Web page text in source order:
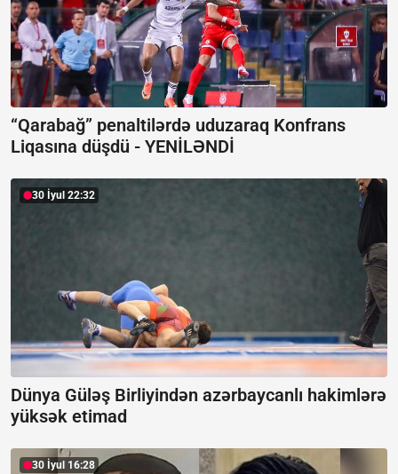
“Qarabağ” penaltilərdə uduzaraq Konfrans
Liqasına düşdü - YENİLƏNDİ
30 İyul 22:32
Dünya Güləş Birliyindən azərbaycanlı hakimlərə
yüksək etimad
30 İyul 16:28